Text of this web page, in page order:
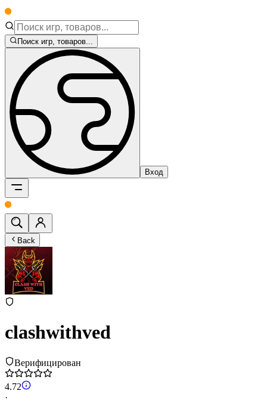
Поиск игр, товаров...
Вход
Back
clashwithved
Верифицирован
4.72
·